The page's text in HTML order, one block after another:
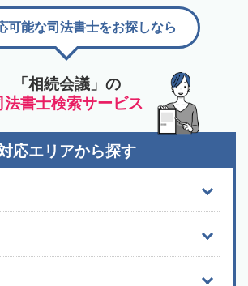
「相続会議」の
法書士検索サービス
可能な司法書士をお探しなら
応エリアから探す